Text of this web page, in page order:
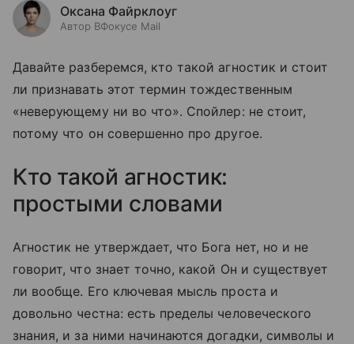
Оксана Файрклоуг
Автор ВФокусе Mail
Давайте разберемся, кто такой агностик и стоит
ли признавать этот термин тождественным
«неверующему ни во что». Спойлер: не стоит,
потому что он совершенно про другое.
Кто такой агностик:
простыми словами
Агностик не утверждает, что Бога нет, но и не
говорит, что знает точно, какой Он и существует
ли вообще. Его ключевая мысль проста и
довольно честна: есть пределы человеческого
знания, и за ними начинаются догадки, символы и